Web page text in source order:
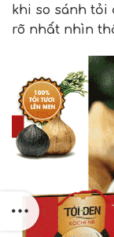
khi so sánh tỏi
rõ nhất nhìn